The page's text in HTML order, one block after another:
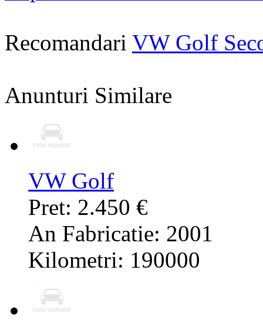
Recomandari VW Golf
Anunturi Similare
VW Golf
Pret: 2.450 €
An Fabricatie: 2001
Kilometri: 190000